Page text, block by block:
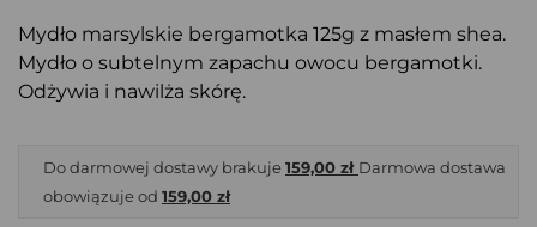
Mydło marsylskie bergamotka 125g z masłem shea.
Mydło o subtelnym zapachu owocu bergamotki.
Odżywia i nawilża skórę.
Do darmowej dostawy brakuje 159,00 zł Darmowa dostawa
obowiązuje od 159,00 zł